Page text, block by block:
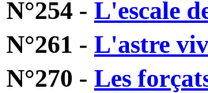
N°254 - L'escale
N°261 - L'astre
N°270 - Les